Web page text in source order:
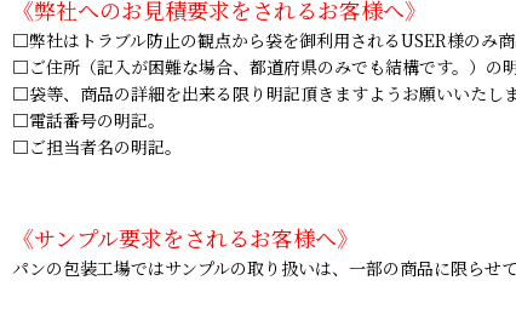
《弊社へのお見積要求をされるお客様へ》
□弊社はトラブル防止の観点から袋を御利用されるUSER様のみ
□ご住所（記入が困難な場合、都道府県のみでも結構です。）の明
□袋等、商品の詳細を出来る限り明記頂きますようお願いいたし
□電話番号の明記。
□ご担当者名の明記。
《サンプル要求をされるお客様へ》
パンの包装工場ではサンプルの取り扱いは、一部の商品に限らせ